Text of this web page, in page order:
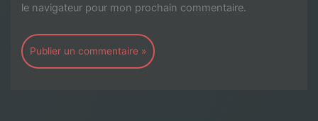
le navigateur pour mon prochain commentaire.